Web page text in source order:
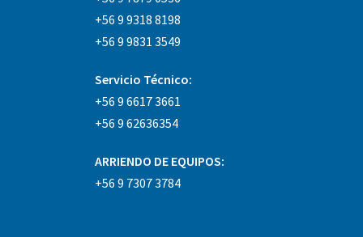
+56 9 9318 8198
+56 9 9831 3549
Servicio Técnico:
+56 9 6617 3661
+56 9 62636354
ARRIENDO DE EQUIPOS:
+56 9 7307 3784